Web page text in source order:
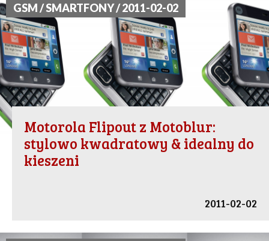
GSM / SMARTFONY / 2011-02-02
Motorola Flipout z Motoblur:
stylowo kwadratowy & idealny do
kieszeni
2011-02-02